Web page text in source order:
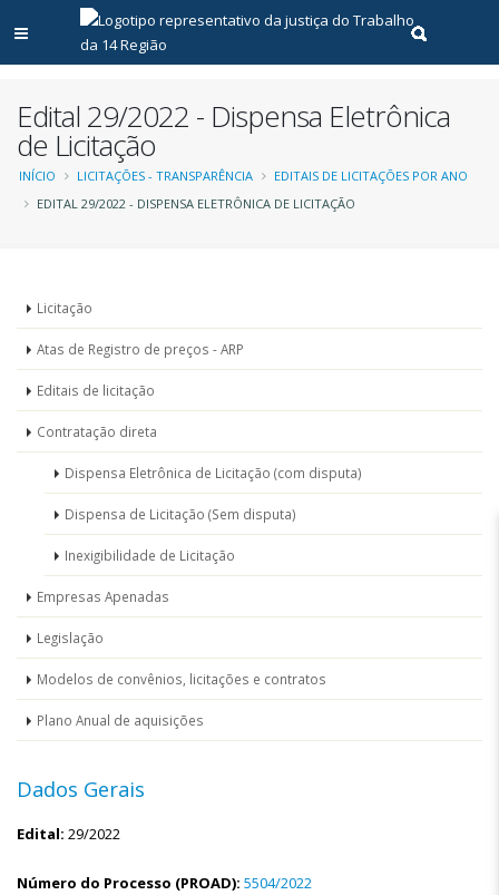
Abrir menu principal
Realizar
Edital 29/2022 - Dispensa Eletrônica
de Licitação
Trilha
INÍCIO LICITAÇÕES - TRANSPARÊNCIA
EDITAIS DE LICITAÇÕES POR ANO
EDITAL 29/2022 - DISPENSA ELETRÔNICA DE LICITAÇÃO
Menu
Licitações
Licitação
Atas de Registro de preços - ARP
Editais de licitação
Contratação direta
Dispensa Eletrônica de Licitação (com disputa)
Dispensa de Licitação (Sem disputa)
Inexigibilidade de Licitação
Empresas Apenadas
Legislação
Modelos de convênios, licitações e contratos
Plano Anual de aquisições
Dados Gerais
Edital: 29/2022
Número do Processo (PROAD): 5504/2022